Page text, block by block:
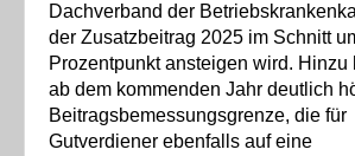
Dachverband der
der Zusatzbeitrag 2025 im Schnitt
Prozentpunkt ansteigen wird. Hinzu
ab dem kommenden Jahr deutlich
Beitragsbemessungsgrenze, die für
Gutverdiener ebenfalls auf eine